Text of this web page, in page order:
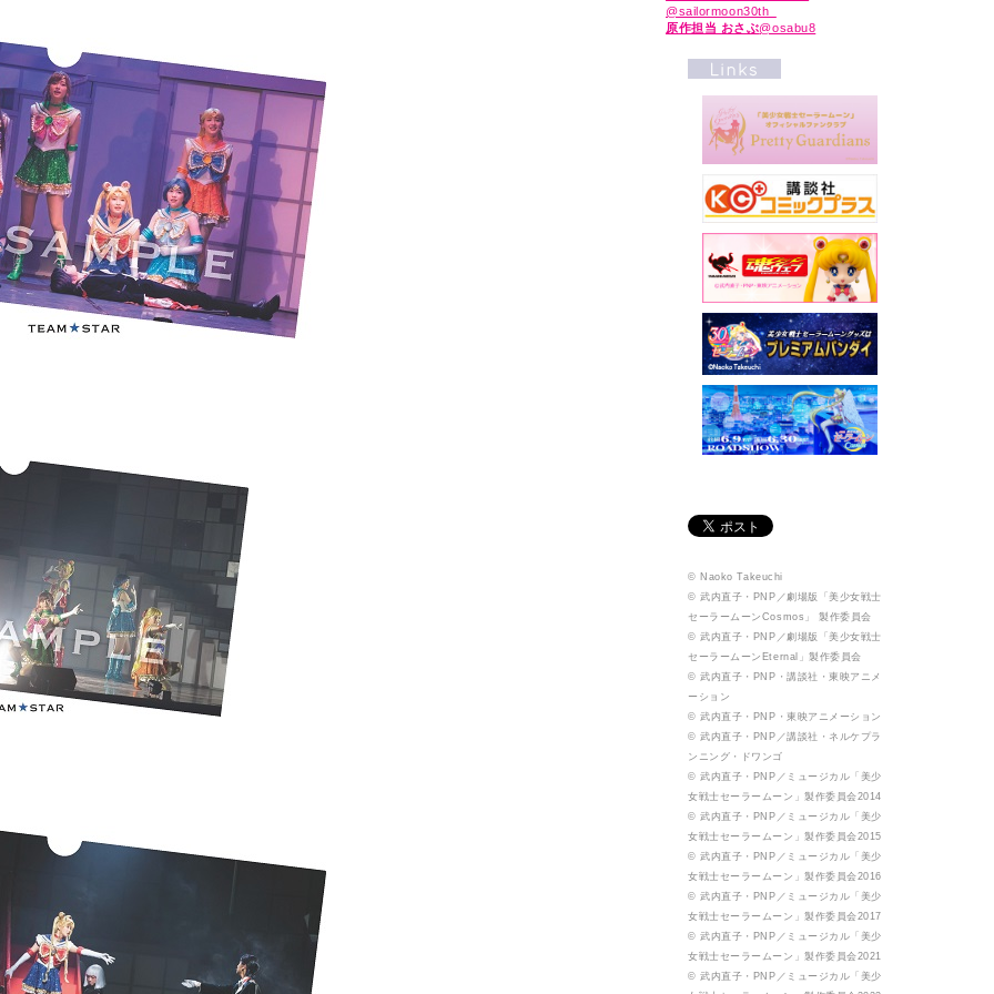
@sailormoon30th_
原作担当 おさぶ@osabu8
© Naoko Takeuchi
© 武内直子・PNP／劇場版「美少女戦士
セーラームーンCosmos」 製作委員会
© 武内直子・PNP／劇場版「美少女戦士
セーラームーンEternal」製作委員会
© 武内直子・PNP・講談社・東映アニメ
ーション
© 武内直子・PNP・東映アニメーション
© 武内直子・PNP／講談社・ネルケプラ
ンニング・ドワンゴ
© 武内直子・PNP／ミュージカル「美少
女戦士セーラームーン」製作委員会2014
© 武内直子・PNP／ミュージカル「美少
女戦士セーラームーン」製作委員会2015
© 武内直子・PNP／ミュージカル「美少
女戦士セーラームーン」製作委員会2016
© 武内直子・PNP／ミュージカル「美少
女戦士セーラームーン」製作委員会2017
© 武内直子・PNP／ミュージカル「美少
女戦士セーラームーン」製作委員会2021
© 武内直子・PNP／ミュージカル「美少